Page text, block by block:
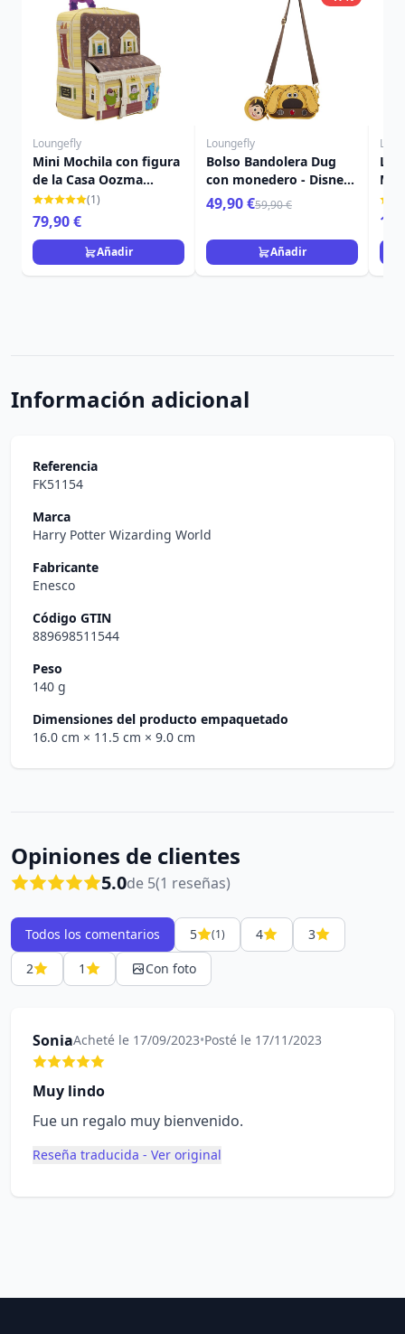
Loungefly
Mini Mochila con figura
de la Casa Oozma
Kappa - Disney-Pixar
Loungefly Monsters
University
(1)
79,90 €
Añadir
Loungefly
Bolso Bandolera Dug
con monedero - Disney-
Pixar Loungefly Up
49,90 €59,90 €
Añadir
de
Información adicional
Referencia
FK51154
Marca
Harry Potter Wizarding World
Fabricante
Enesco
Código GTIN
889698511544
Peso
140 g
Dimensiones del producto empaquetado
16.0 cm × 11.5 cm × 9.0 cm
Opiniones de clientes
5.0de 5(1 reseñas)
Todos los comentarios 5 (1) 4
3
2
1 Con foto
SoniaAcheté le 17/09/2023•Posté le 17/11/2023
Muy lindo
Fue un regalo muy bienvenido.
Reseña traducida - Ver original